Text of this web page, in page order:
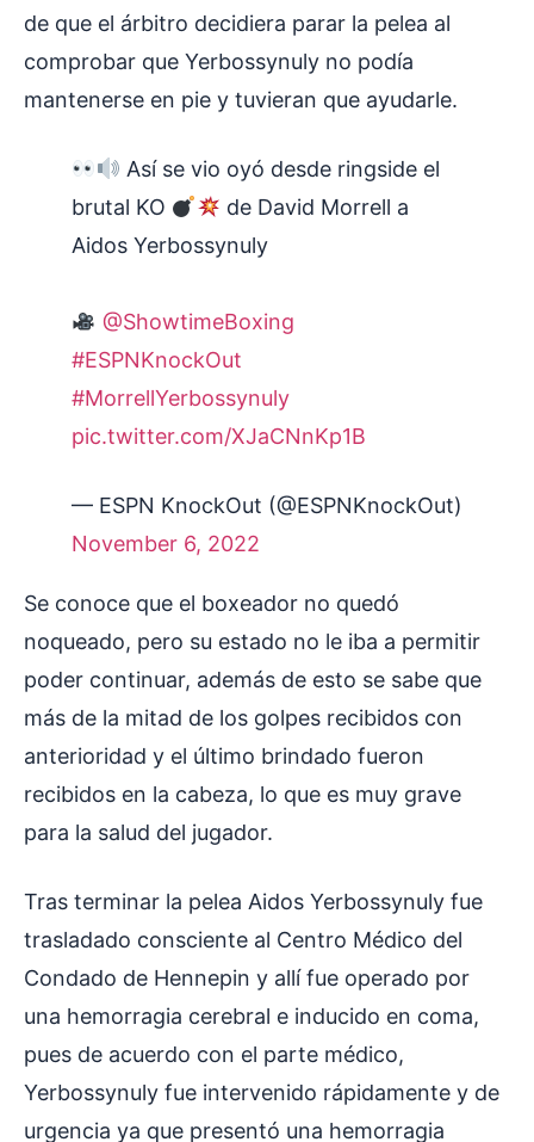
de que el árbitro decidiera parar la pelea al
comprobar que Yerbossynuly no podía
mantenerse en pie y tuvieran que ayudarle.
Así se vio oyó desde ringside el
brutal KO
de David Morrell a
Aidos Yerbossynuly
@ShowtimeBoxing
#ESPNKnockOut
#MorrellYerbossynuly
pic.twitter.com/XJaCNnKp1B
— ESPN KnockOut (@ESPNKnockOut)
November 6, 2022
Se conoce que el boxeador no quedó
noqueado, pero su estado no le iba a permitir
poder continuar, además de esto se sabe que
más de la mitad de los golpes recibidos con
anterioridad y el último brindado fueron
recibidos en la cabeza, lo que es muy grave
para la salud del jugador.
Tras terminar la pelea Aidos Yerbossynuly fue
trasladado consciente al Centro Médico del
Condado de Hennepin y allí fue operado por
una hemorragia cerebral e inducido en coma,
pues de acuerdo con el parte médico,
Yerbossynuly fue intervenido rápidamente y de
urgencia ya que presentó una hemorragia